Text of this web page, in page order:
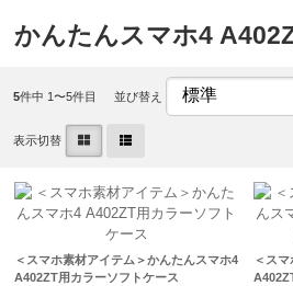
かんたんスマホ4
5件中 1〜5件目 並び替え
表示切替
＜スマホ素材アイテム＞かんたんスマホ4
A402ZT用カラーソフトケース
＜ス